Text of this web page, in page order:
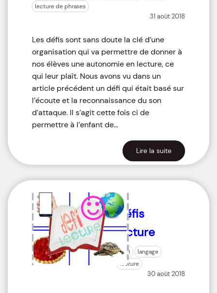
lecture de phrases
31 août 2018
Les défis sont sans doute la clé d’une
organisation qui va permettre de donner à
nos élèves une autonomie en lecture, ce
qui leur plaît. Nous avons vu dans un
article précédent un défi qui était basé sur
l’écoute et la reconnaissance du son
d’attaque. Il s’agit cette fois ci de
permettre à l’enfant de…
Lire la suite
Défis
lecture
défi
langage
lecture
30 août 2018